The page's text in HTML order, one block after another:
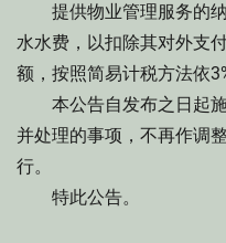
提供物业管理服务的纳
水水费，以扣除其对外支
额，按照简易计税方法依
本公告自发布之日起施
并处理的事项，不再作调
行。
特此公告。